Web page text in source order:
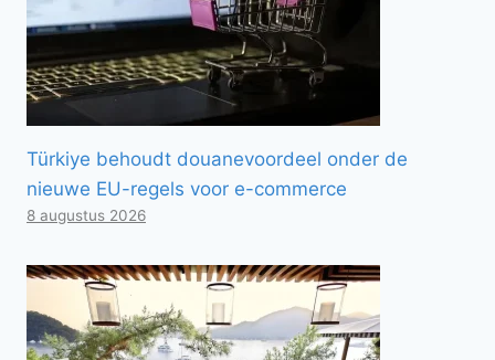
Türkiye behoudt douanevoordeel onder de
nieuwe EU-regels voor e-commerce
8 augustus 2026